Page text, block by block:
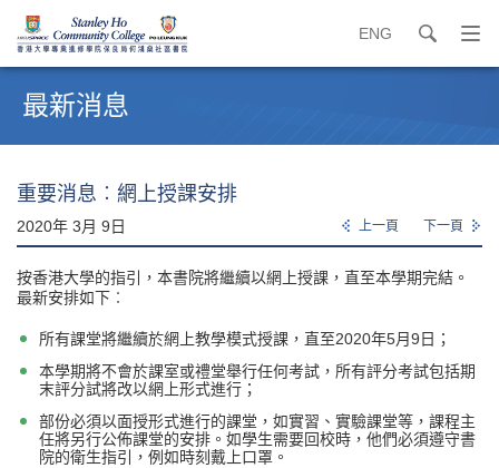
ENG search
打
開
始
最新消息
重要消息︰網上授課安排
2020年 3月 9日 上一頁 下一頁
按香港大學的指引，本書院將繼續以網上授課，直至本學期完結。
最新安排如下︰
所有課堂將繼續於網上教學模式授課，直至2020年5月9日；
本學期將不會於課室或禮堂舉行任何考試，所有評分考試包括期
末評分試將改以網上形式進行；
部份必須以面授形式進行的課堂，如實習、實驗課堂等，課程主
任將另行公佈課堂的安排。如學生需要回校時，他們必須遵守書
院的衛生指引，例如時刻戴上口罩。